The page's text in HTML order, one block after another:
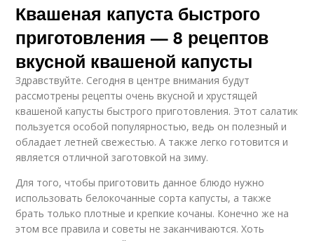
Квашеная капуста быстрого
приготовления — 8 рецептов
вкусной квашеной капусты
Здравствуйте. Сегодня в центре внимания будут
рассмотрены рецепты очень вкусной и хрустящей
квашеной капусты быстрого приготовления. Этот салатик
пользуется особой популярностью, ведь он полезный и
обладает летней свежестью. А также легко готовится и
является отличной заготовкой на зиму.
Для того, чтобы приготовить данное блюдо нужно
использовать белокочанные сорта капусты, а также
брать только плотные и крепкие кочаны. Конечно же на
этом все правила и советы не заканчиваются. Хоть